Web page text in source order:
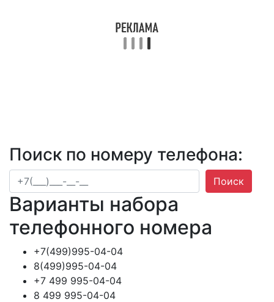
Поиск по номеру телефона:
Поиск
Варианты набора
телефонного номера
+7(499)995-04-04
8(499)995-04-04
+7 499 995-04-04
8 499 995-04-04